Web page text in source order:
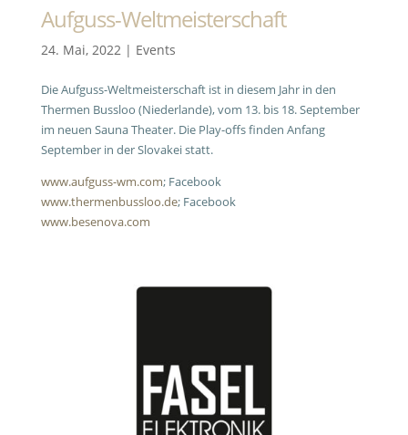
Aufguss-Weltmeisterschaft
24. Mai, 2022| Events
Die Aufguss-Weltmeisterschaft ist in diesem Jahr in den
Thermen Bussloo (Niederlande), vom 13. bis 18. September
im neuen Sauna Theater. Die Play-offs finden Anfang
September in der Slovakei statt.
www.aufguss-wm.com; Facebook
www.thermenbussloo.de; Facebook
www.besenova.com